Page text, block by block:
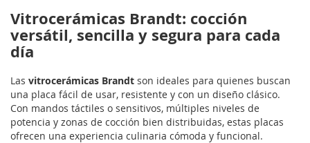
Vitrocerámicas Brandt: cocción
versátil, sencilla y segura para cada
día
Las vitrocerámicas Brandt son ideales para quienes buscan
una placa fácil de usar, resistente y con un diseño clásico.
Con mandos táctiles o sensitivos, múltiples niveles de
potencia y zonas de cocción bien distribuidas, estas placas
ofrecen una experiencia culinaria cómoda y funcional.